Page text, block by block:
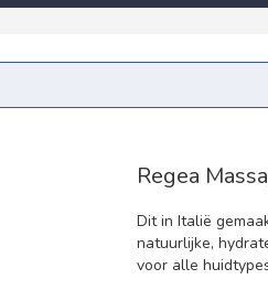
Regea
Dit in Italië
natuurlijke,
voor alle